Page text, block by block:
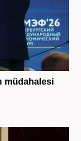
müdahalesi